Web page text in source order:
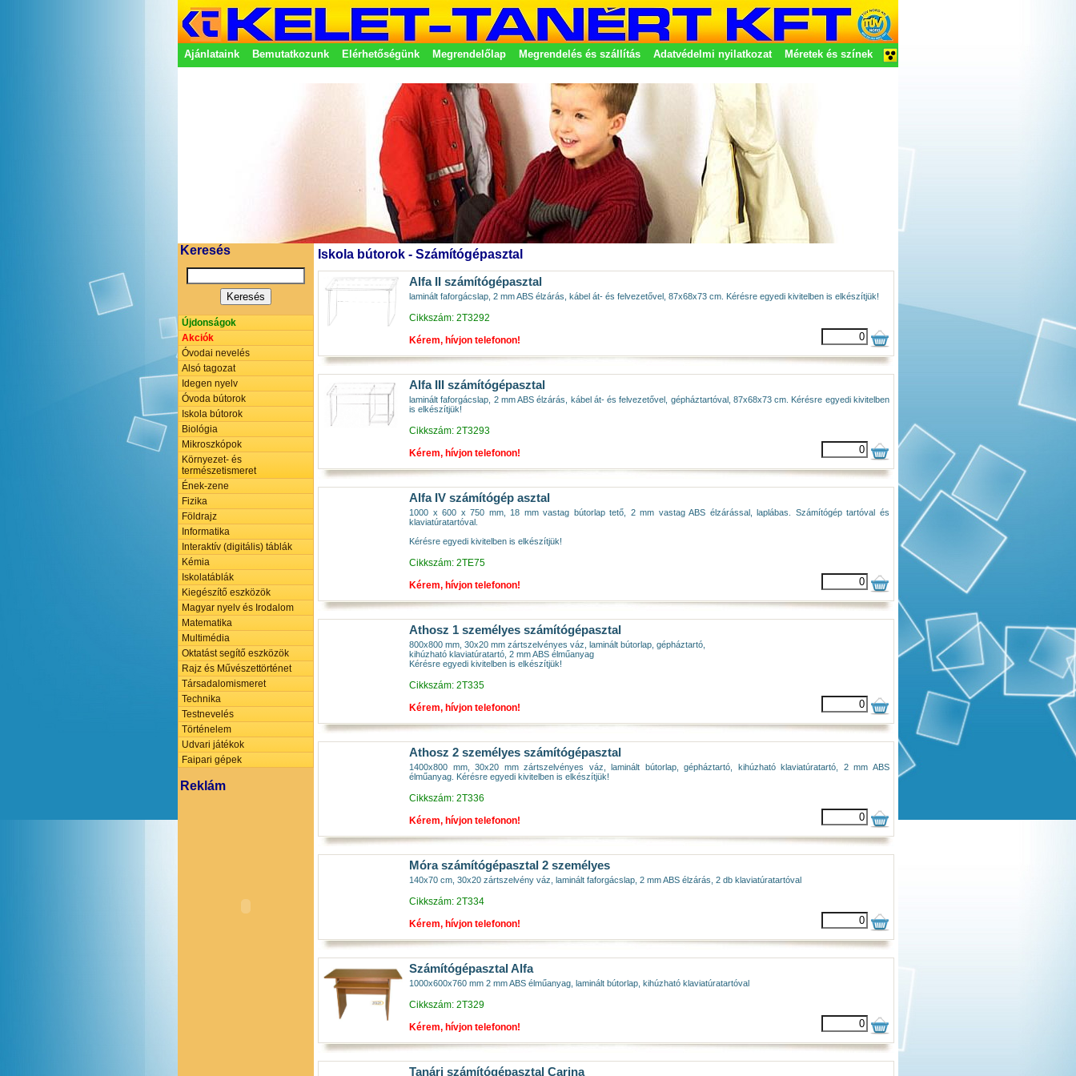
Ajánlataink Bemutatkozunk Elérhetőségünk Megrendelőlap Megrendelés és szállítás Adatvédelmi nyilatkozat
Méretek és színek
Keresés
Újdonságok
Akciók
Óvodai nevelés
Alsó tagozat
Idegen nyelv
Óvoda bútorok
Iskola bútorok
Biológia
Mikroszkópok
Környezet- és
természetismeret
Ének-zene
Fizika
Földrajz
Informatika
Interaktív (digitális) táblák
Kémia
Iskolatáblák
Kiegészítő eszközök
Magyar nyelv és Irodalom
Matematika
Multimédia
Oktatást segítő eszközök
Rajz és Művészettörténet
Társadalomismeret
Technika
Testnevelés
Történelem
Udvari játékok
Faipari gépek
Reklám
Iskola bútorok - Számítógépasztal
Alfa II számítógépasztal
laminált faforgácslap, 2 mm ABS élzárás, kábel át- és felvezetővel, 87x68x73 cm. Kérésre egyedi kivitelben is elkészítjük!
Cikkszám: 2T3292
Kérem, hívjon telefonon!
Alfa III számítógépasztal
laminált faforgácslap, 2 mm ABS élzárás, kábel át- és felvezetővel, gépháztartóval, 87x68x73 cm. Kérésre egyedi kivitelben
is elkészítjük!
Cikkszám: 2T3293
Kérem, hívjon telefonon!
Alfa IV számítógép asztal
1000 x 600 x 750 mm, 18 mm vastag bútorlap tető, 2 mm vastag ABS élzárással, laplábas. Számítógép tartóval és
klaviatúratartóval.
Kérésre egyedi kivitelben is elkészítjük!
Cikkszám: 2TE75
Kérem, hívjon telefonon!
Athosz 1 személyes számítógépasztal
800x800 mm, 30x20 mm zártszelvényes váz, laminált bútorlap, gépháztartó,
kihúzható klaviatúratartó, 2 mm ABS élműanyag
Kérésre egyedi kivitelben is elkészítjük!
Cikkszám: 2T335
Kérem, hívjon telefonon!
Athosz 2 személyes számítógépasztal
1400x800 mm, 30x20 mm zártszelvényes váz, laminált bútorlap, gépháztartó, kihúzható klaviatúratartó, 2 mm ABS
élműanyag. Kérésre egyedi kivitelben is elkészítjük!
Cikkszám: 2T336
Kérem, hívjon telefonon!
Móra számítógépasztal 2 személyes
140x70 cm, 30x20 zártszelvény váz, laminált faforgácslap, 2 mm ABS élzárás, 2 db klaviatúratartóval
Cikkszám: 2T334
Kérem, hívjon telefonon!
Számítógépasztal Alfa
1000x600x760 mm 2 mm ABS élműanyag, laminált bútorlap, kihúzható klaviatúratartóval
Cikkszám: 2T329
Kérem, hívjon telefonon!
Tanári számítógépasztal Carina